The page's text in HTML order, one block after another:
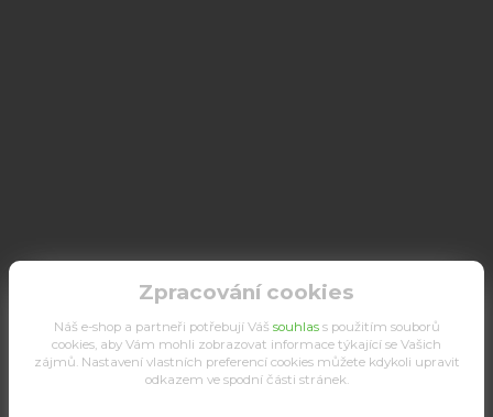
Zpracování cookies
Náš e-shop a partneři potřebují Váš souhlass použitím souborů
cookies, aby Vám mohli zobrazovat informace týkající se Vašich
zájmů. Nastavení vlastních preferencí cookies můžete kdykoli upravit
odkazem ve spodní části stránek.